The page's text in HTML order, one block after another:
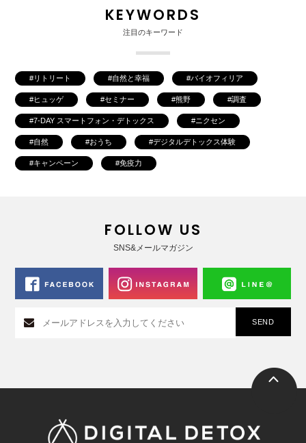
KEYWORDS
注目のキーワード
リトリート 自然と幸福 バイオフィリア
ヒュッゲ セミナー 熊野 調査
7-DAY スマートフォン・デトックス ニクセン
自然 おうち デジタルデトックス体験
キャンペーン 免疫力
FOLLOW US
SNS&メールマガジン